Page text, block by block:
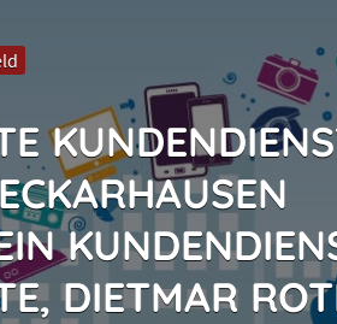
DIETMAR